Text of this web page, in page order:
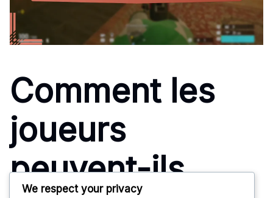
Comment les
joueurs
peuvent-ils
We respect your privacy